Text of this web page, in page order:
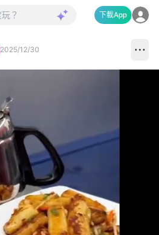
下載App
2025/12/30